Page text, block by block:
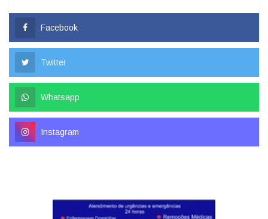
Facebook
Twitter
Whatsapp
Instagram